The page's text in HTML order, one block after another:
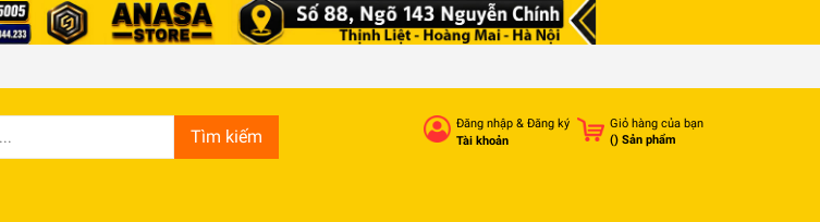
Tìm kiếm
Đăng nhập& Đăng ký
Tài khoản
Giỏ hàng của bạn
() Sản phẩm